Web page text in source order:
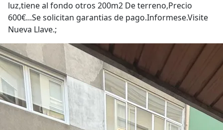
luz,tiene al fondo otros 200m2 De terreno,Precio
600€...Se solicitan garantias de pago.Informese.Visite
Nueva Llave.;